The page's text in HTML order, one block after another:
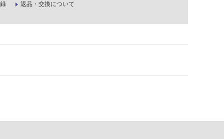
返品・交換について